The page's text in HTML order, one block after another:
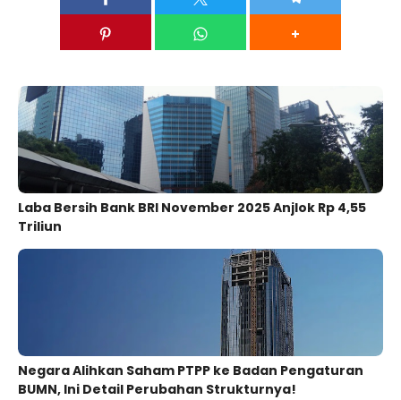
Laba Bersih Bank BRI November 2025 Anjlok Rp 4,55
Triliun
Negara Alihkan Saham PTPP ke Badan Pengaturan
BUMN, Ini Detail Perubahan Strukturnya!